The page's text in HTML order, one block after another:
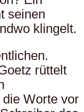
seinen
klingelt.
rüttelt
Worte vor